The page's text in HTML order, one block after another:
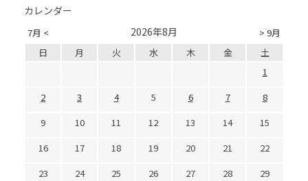
カレンダー
7月 < > 9月
2026年8月
日 月 火 水 木 金
土
1
2
3 4 5 6 7
8
9
10 11 12 13 14
15
16
17 18 19 20 21
22
23
24 25 26 27 28
29